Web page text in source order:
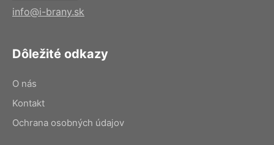
info@i-brany.sk
Dôležité odkazy
O nás
Kontakt
Ochrana osobných údajov